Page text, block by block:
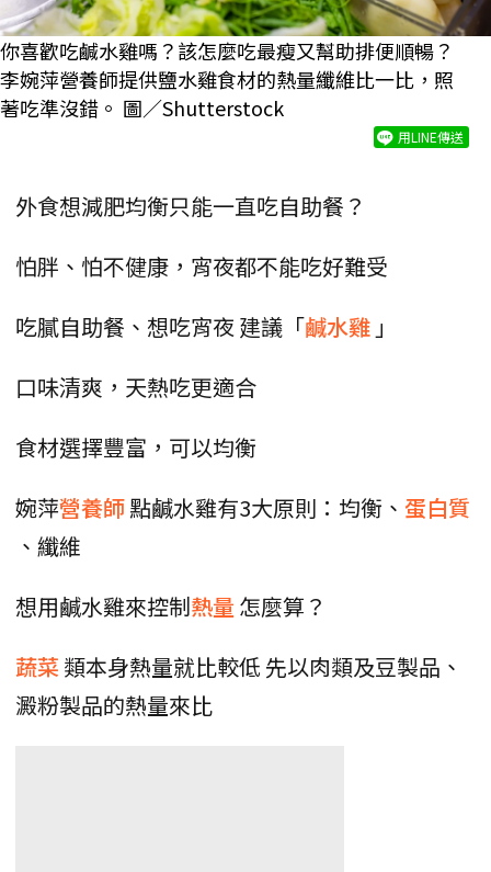
你喜歡吃鹹水雞嗎？該怎麼吃最瘦又幫助排便順暢？
李婉萍營養師提供鹽水雞食材的熱量纖維比一比，照
著吃準沒錯。 圖／Shutterstock
用LINE傳送
外食想減肥均衡只能一直吃自助餐？
怕胖、怕不健康，宵夜都不能吃好難受
吃膩自助餐、想吃宵夜 建議「鹹水雞 」
口味清爽，天熱吃更適合
食材選擇豐富，可以均衡
婉萍營養師點鹹水雞有3大原則：均衡、 蛋白質
、纖維
想用鹹水雞來控制熱量 怎麼算？
蔬菜 類本身熱量就比較低 先以肉類及豆製品、
澱粉製品的熱量來比